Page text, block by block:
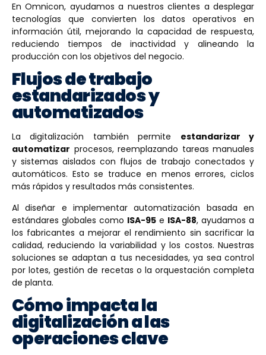
En Omnicon, ayudamos a nuestros clientes a desplegar
tecnologías que convierten los datos operativos en
información útil, mejorando la capacidad de respuesta,
reduciendo tiempos de inactividad y alineando la
producción con los objetivos del negocio.
Flujos de trabajo
estandarizados y
automatizados
La digitalización también permite estandarizar y
automatizar procesos, reemplazando tareas manuales
y sistemas aislados con flujos de trabajo conectados y
automáticos. Esto se traduce en menos errores, ciclos
más rápidos y resultados más consistentes.
Al diseñar e implementar automatización basada en
estándares globales como ISA-95 e ISA-88, ayudamos a
los fabricantes a mejorar el rendimiento sin sacrificar la
calidad, reduciendo la variabilidad y los costos. Nuestras
soluciones se adaptan a tus necesidades, ya sea control
por lotes, gestión de recetas o la orquestación completa
de planta.
Cómo impacta la
digitalización a las
operaciones clave